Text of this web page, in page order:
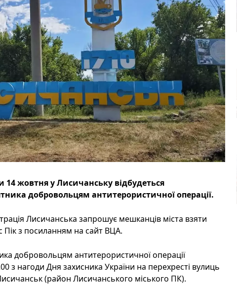
14 жовтня у Лисичанську відбудеться
добровольцям антитерористичної операції.
Лисичанська запрошує мешканців міста взяти
Пік з посиланням на сайт ВЦА.
добровольцям антитерористичної операції
з нагоди Дня захисника України на перехресті вулиць
(район Лисичанського міського ПК).